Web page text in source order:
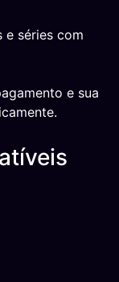
e séries com
e sua